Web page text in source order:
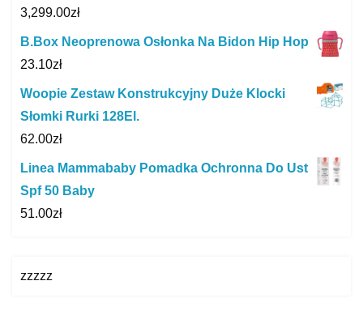
3,299.00zł
B.Box Neoprenowa Osłonka Na Bidon Hip Hop
23.10zł
Woopie Zestaw Konstrukcyjny Duże Klocki
Słomki Rurki 128El.
62.00zł
Linea Mammababy Pomadka Ochronna Do Ust
Spf 50 Baby
51.00zł
zzzzz